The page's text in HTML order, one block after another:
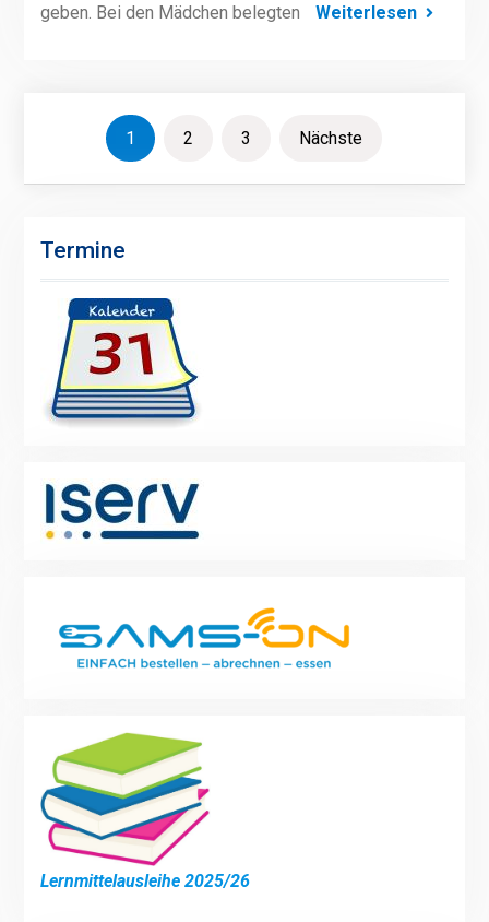
geben. Bei den Mädchen belegten
Weiterlesen
Seitennummerierung
1 2 3 Nächste
Termine
Lernmittelausleihe 2025/26